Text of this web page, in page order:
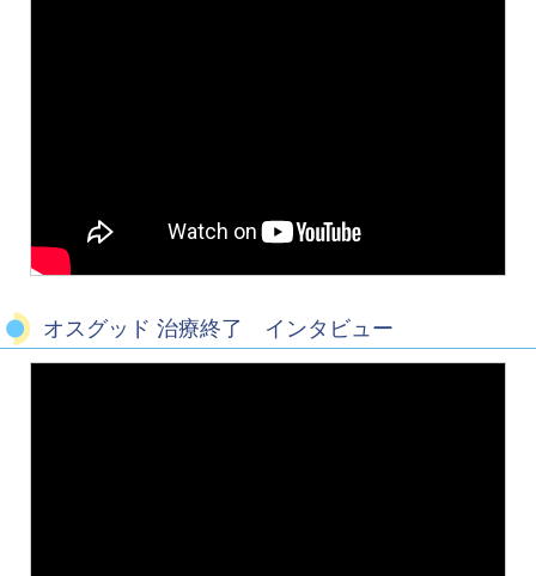
オスグッド 治療終了 インタビュー